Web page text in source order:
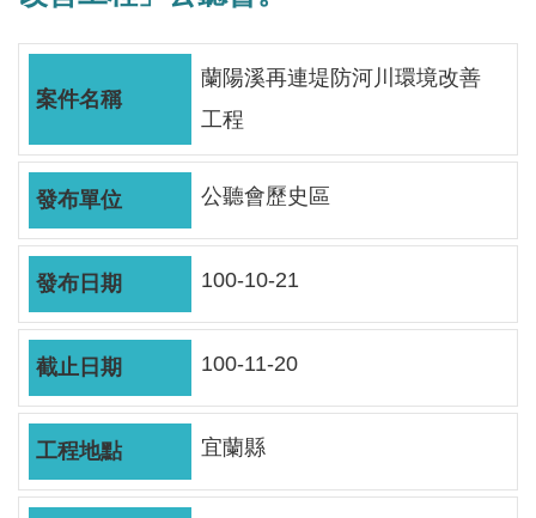
業
務
主
軸
最
新
水
情
公
告
蘭陽溪再連堤防河川環境改善
工程
公聽會歷史區
100-10-21
100-11-20
宜蘭縣